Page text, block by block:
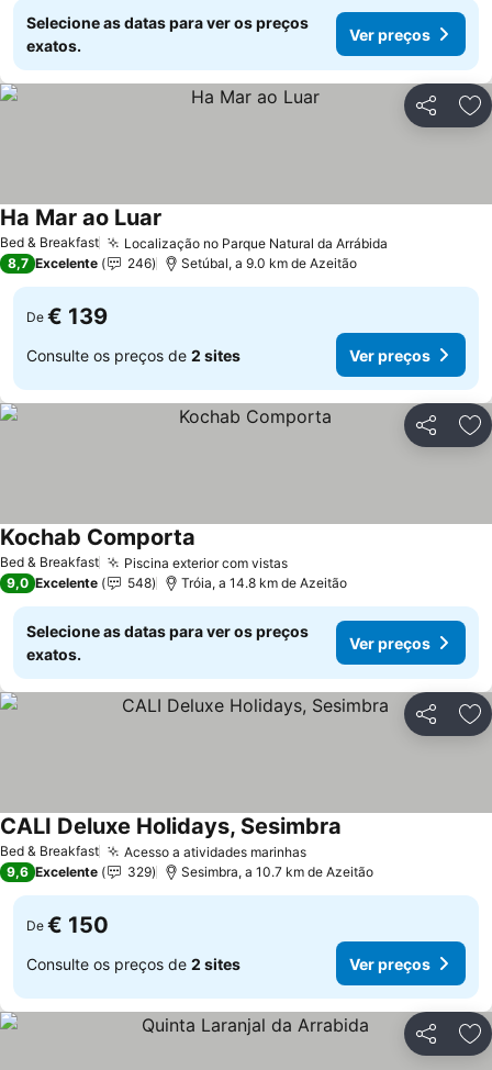
Selecione as datas para ver os preços
exatos.
Ver preços
Partilhar
Bed & Breakfast Localização no Parque Natural da Arrábida
Ha Mar ao Luar
8,7 Excelente 246 Setúbal, a 9.0 km de Azeitão
De € 139
Consulte os preços de 2 sites Ver preços
Partilhar
Bed & Breakfast Piscina exterior com vistasVer preços
Kochab Comporta
9,0 Excelente 548 Tróia, a 14.8 km de Azeitão
Selecione as datas para ver os preços
exatos.
Ver preços
Partilhar
Bed & Breakfast Acesso a atividades marinhasVer preços
CALI Deluxe Holidays, Sesimbra
9,6 Excelente 329 Sesimbra, a 10.7 km de Azeitão
De € 150
Consulte os preços de 2 sites Ver preços
Partilhar